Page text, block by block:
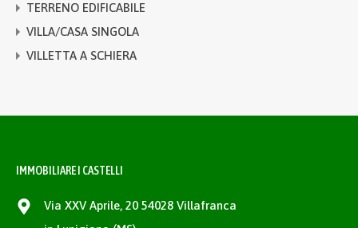
TERRENO EDIFICABILE
VILLA/CASA SINGOLA
VILLETTA A SCHIERA
IMMOBILIARE I CASTELLI
Via XXV Aprile, 20 54028 Villafranca